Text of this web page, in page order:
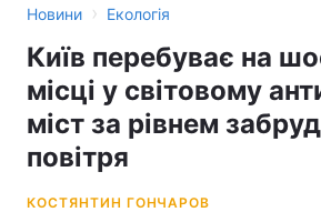
Новини › Екологія
Київ перебуває на
місці у світовому
міст за рівнем
повітря
КОСТЯНТИН ГОНЧАРОВ